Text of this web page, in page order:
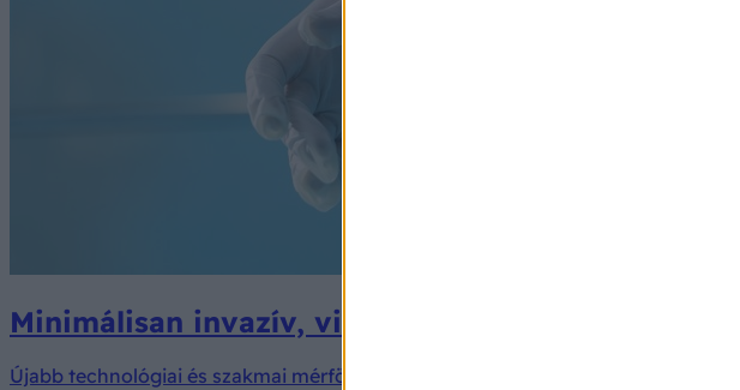
Minimálisan invazív, videó-asszisztált
Újabb technológiai és szakmai mérföldkőhöz érkezett a Debreceni Egyetem